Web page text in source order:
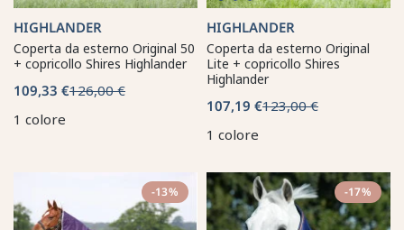
HIGHLANDER
Coperta da esterno Original 50
+ copricollo Shires Highlander
109,33 €126,00 €
1 colore
HIGHLANDER
Coperta da esterno Original
Lite + copricollo Shires
Highlander
107,19 €123,00 €
1 colore
-13% -17%